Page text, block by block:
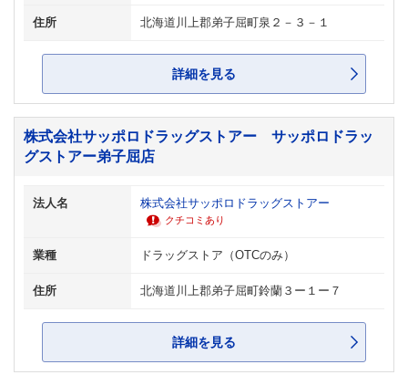
住所 北海道川上郡弟子屈町泉２－３－１
詳細を見る
株式会社サッポロドラッグストアー サッポロドラッ
グストアー弟子屈店
法人名 株式会社サッポロドラッグストアー
クチコミあり
業種 ドラッグストア（OTCのみ）
住所 北海道川上郡弟子屈町鈴蘭３ー１ー７
詳細を見る